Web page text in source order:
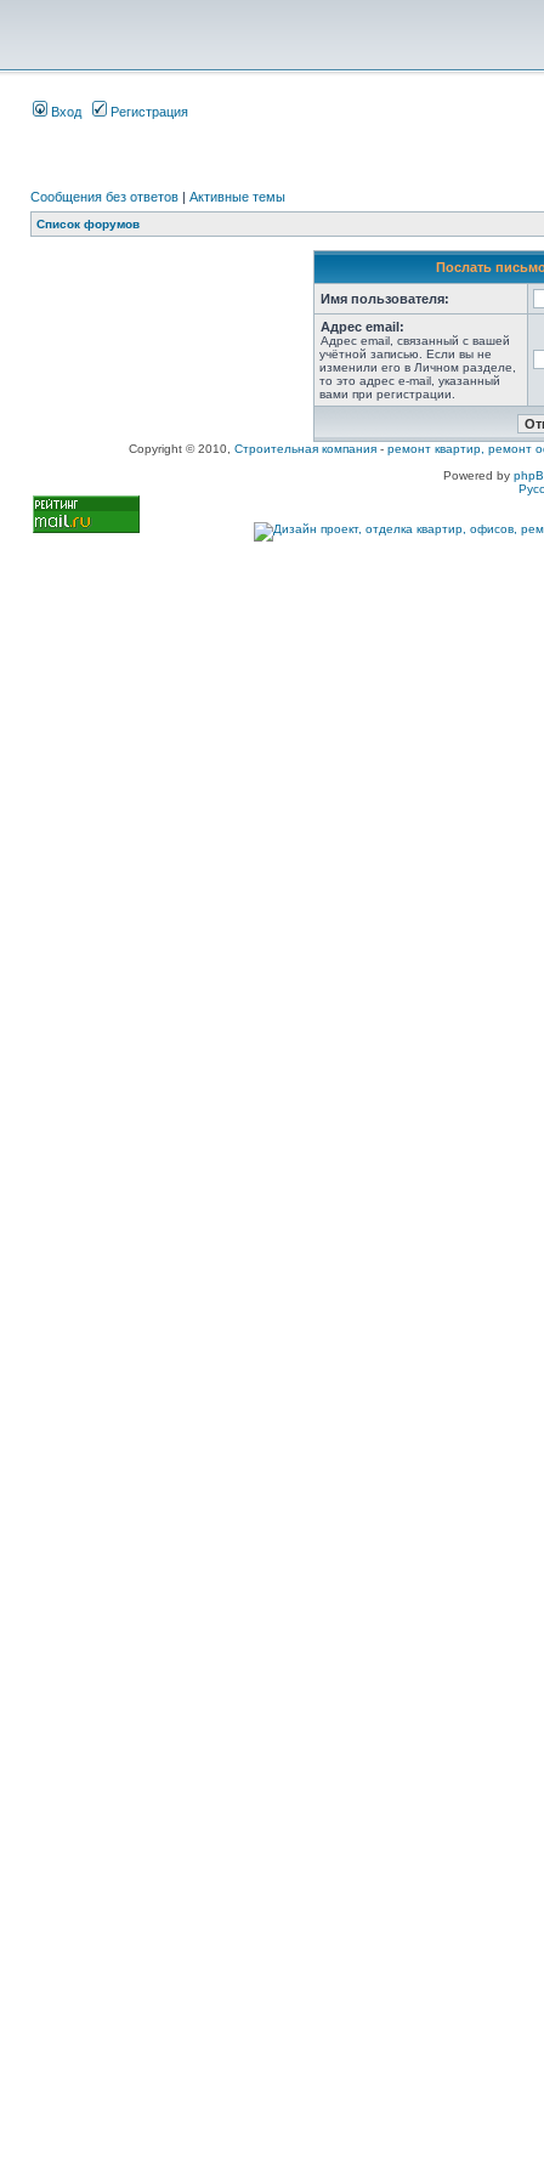
Вход Регистрация
Сообщения без ответов | Активные темы
Список форумов
Послать
Имя пользователя:
Адрес email:
Адрес email, связанный с вашей
учётной записью. Если вы не
изменили его в Личном разделе,
то это адрес e-mail, указанный
вами при регистрации.
Copyright © 2010, Строительная компания - ремонт квартир, ремонт
Powered by